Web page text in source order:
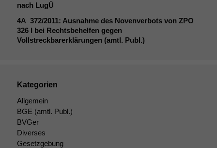
nach LugÜ
4A_372/2011: Ausnahme des Novenverbots von ZPO
326 I bei Rechtsbehelfen gegen
Vollstreckbarerklärungen (amtl. Publ.)
Kategorien
Allgemein
BGE (amtl. Publ.)
BVGer
Diverses
Gesetzgebung